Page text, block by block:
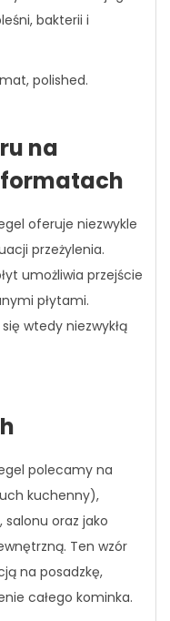
bakterii i
mat, polished.
na
formatach
oferuje niezwykle
przeżylenia.
umożliwia przejście
płytami.
wtedy niezwykłą
polecamy na
kuchenny),
salonu oraz jako
Ten wzór
na posadzkę,
całego kominka.